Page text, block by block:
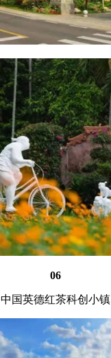
06
中国英德红茶科创小镇